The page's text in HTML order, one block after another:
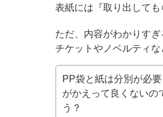
表紙には『取り出しても
ただ、内容がわかりす
チケットやノベルティな
PP袋と紙は分別が必
がかえって良くないの
う？